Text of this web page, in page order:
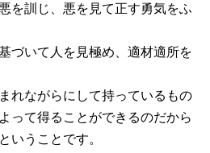
を訓じ、悪を見て正す勇気をふ
づいて人を見極め、適材適所を
れながらにして持っているもの
って得ることができるのだから
いうことです。